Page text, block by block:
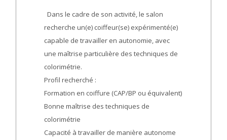
Dans le cadre de son activité, le salon
recherche un(e) coiffeur(se) expérimenté(e)
capable de travailler en autonomie, avec
une maîtrise particulière des techniques de
colorimétrie.
Profil recherché :
Formation en coiffure (CAP/BP ou équivalent)
Bonne maîtrise des techniques de
colorimétrie
Capacité à travailler de manière autonome